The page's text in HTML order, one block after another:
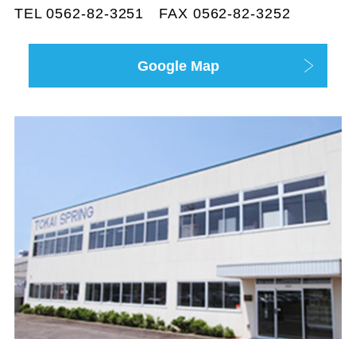
TEL 0562-82-3251 FAX 0562-82-3252
Google Map